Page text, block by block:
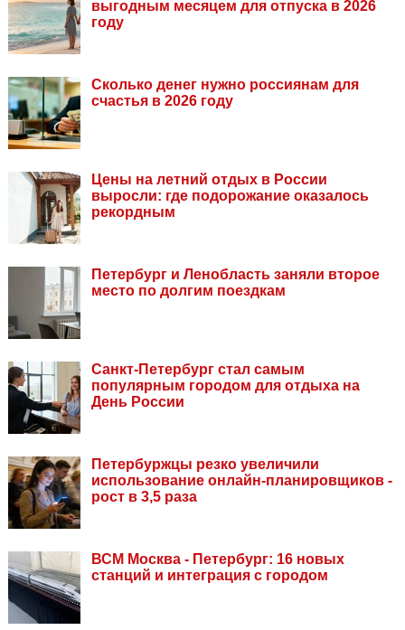
выгодным месяцем для отпуска в 2026
году
Сколько денег нужно россиянам для
счастья в 2026 году
Цены на летний отдых в России
выросли: где подорожание оказалось
рекордным
Петербург и Ленобласть заняли второе
место по долгим поездкам
Санкт-Петербург стал самым
популярным городом для отдыха на
День России
Петербуржцы резко увеличили
использование онлайн-планировщиков -
рост в 3,5 раза
ВСМ Москва - Петербург: 16 новых
станций и интеграция с городом